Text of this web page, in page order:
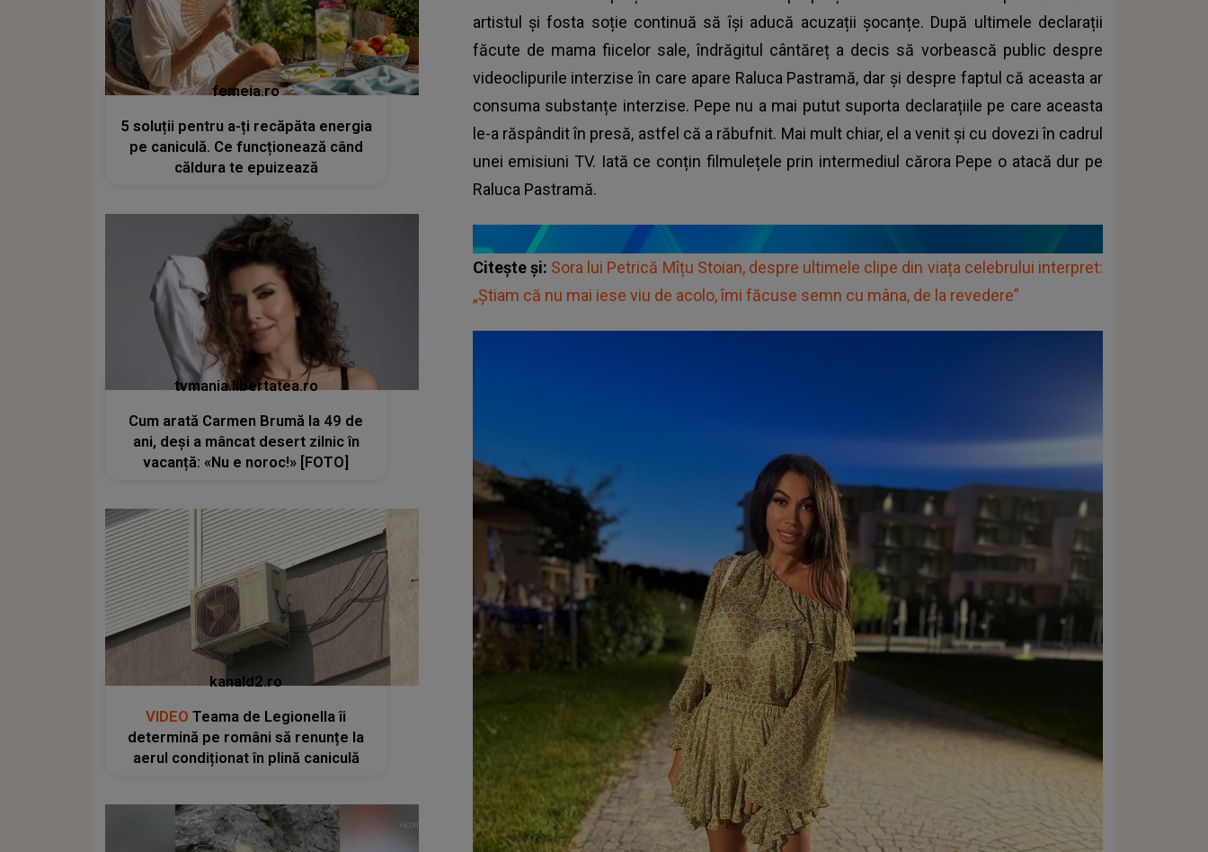
artistul și fosta soție continuă să își aducă acuzații șocanțe. După ultimele declarații
făcute de mama fiicelor sale, îndrăgitul cântăreț a decis să vorbească public despre
videoclipurile interzise în care apare Raluca Pastramă, dar și despre faptul că aceasta ar
consuma substanțe interzise. Pepe nu a mai putut suporta declarațiile pe care aceasta
le-a răspândit în presă, astfel că a răbufnit. Mai mult chiar, el a venit și cu dovezi în cadrul
unei emisiuni TV. Iată ce conțin filmulețele prin intermediul cărora Pepe o atacă dur pe
Raluca Pastramă.
Citește și: Sora lui Petrică Mîțu Stoian, despre ultimele clipe din viața celebrului interpret:
„Știam că nu mai iese viu de acolo, îmi făcuse semn cu mâna, de la revedere”
femeia.ro
5 soluții pentru a-ți recăpăta energia
pe caniculă. Ce funcționează când
căldura te epuizează
tvmania.libertatea.ro
Cum arată Carmen Brumă la 49 de
ani, deși a mâncat desert zilnic în
vacanță: «Nu e noroc!» [FOTO]
kanald2.ro
VIDEO Teama de Legionella îi
determină pe români să renunțe la
aerul condiționat în plină caniculă